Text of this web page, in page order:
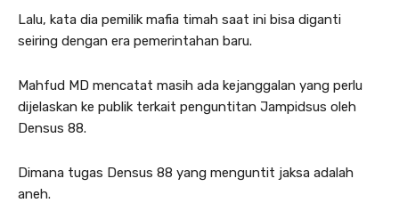
Lalu, kata dia pemilik mafia timah saat ini bisa diganti
seiring dengan era pemerintahan baru.
Mahfud MD mencatat masih ada kejanggalan yang perlu
dijelaskan ke publik terkait penguntitan Jampidsus oleh
Densus 88.
Dimana tugas Densus 88 yang menguntit jaksa adalah
aneh.